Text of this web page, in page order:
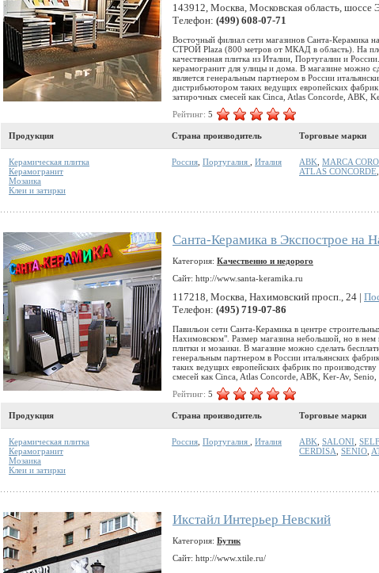
143912, Москва, Московская область, шоссе
Телефон: (499) 608-07-71
Восточный филиал сети магазинов Санта-Керамика
СТРОЙ Plaza (800 метров от МКАД в область). На
качественная плитка из Италии, Португалии и
керамогранит для улицы и дома. В магазине можно
является генеральным партнером в России
дистрибьютором таких ведущих европейских
затирочных смесей как Cinca, Atlas Concorde, ABK,
Рейтинг: 5
Продукция Страна производитель Торговые марки
Керамическая плитка
Керамогранит
Мозаика
Клеи и затирки
Россия Португалия Италия ABK MARCA
ATLAS CONCORDE
Санта-Керамика в Экспострое на
Категория: Качественно и недорого
Сайт: http://www.santa-keramika.ru
117218, Москва, Нахимовский просп., 24 |
Телефон: (495) 719-07-86
Павильон сети Санта-Керамика в центре
Нахимовском". Размер магазина небольшой, но в нем
плитки и мозаики. В магазине можно сделать
генеральным партнером в России итальянских
таких ведущих европейских фабрик по
смесей как Cinca, Atlas Concorde, ABK, Ker-Av,
Рейтинг: 5
Продукция Страна производитель Торговые марки
Керамическая плитка
Керамогранит
Мозаика
Клеи и затирки
Россия Португалия Италия ABK SALONI SELF
CERDISA SENIO
Икстайл Интерьер Невский
Категория: Бутик
Сайт: http://www.xtile.ru/